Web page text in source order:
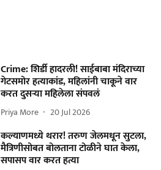
Crime: शिर्डी हादरली! साईबाबा मंदिराच्या
गेटसमोर हत्याकांड, महिलांनी चाकूने वार
करत दुसऱ्या महिलेला संपवलं
Priya More 20 Jul 2026
कल्याणमध्ये थरार! तरुण जेलमधून सुटला,
मैत्रिणीसोबत बोलताना टोळीने घात केला,
सपासप वार करत हत्या